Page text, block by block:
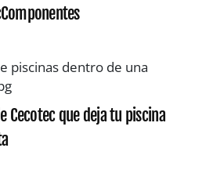
Cecotec que deja tu piscina